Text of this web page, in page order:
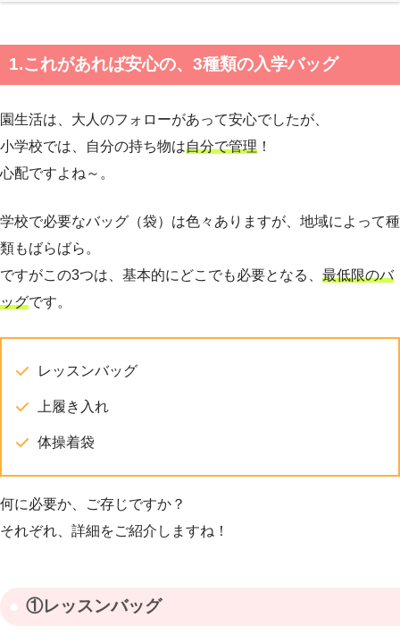
1.これがあれば安心の、3種類の入学バッグ
園生活は、大人のフォローがあって安心でしたが、
小学校では、自分の持ち物は自分で管理 ！
心配ですよね～。
学校で必要なバッグ（袋）は色々ありますが、地域によって種
類もばらばら。
ですがこの3つは、基本的にどこでも必要となる、 最低限のバ
ッグです。
レッスンバッグ
上履き入れ
体操着袋
何に必要か、ご存じですか？
それぞれ、詳細をご紹介しますね！
①レッスンバッグ